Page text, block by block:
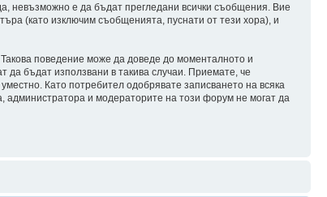
невъзможно е да бъдат прегледани всички съобщения. Вие
(като изключим съобщенията, пуснати от тези хора), и
поведение може да доведе до моменталното и
да бъдат използвани в такива случаи. Приемате, че
Като потребител одобрявате записването на всяка
и модераторите на този форум не могат да